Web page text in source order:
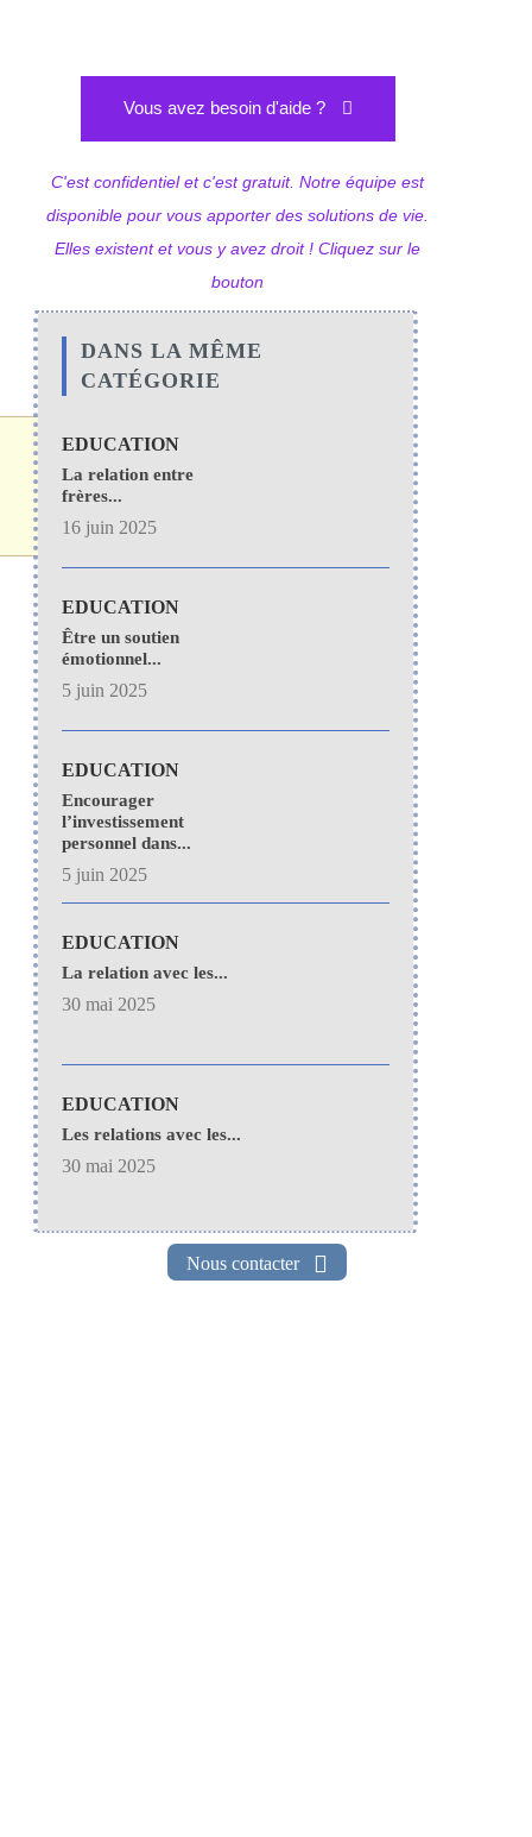
Vous avez besoin d'aide ?
C'est confidentiel et c'est gratuit. Notre équipe est
disponible pour vous apporter des solutions de vie.
Elles existent et vous y avez droit ! Cliquez sur le
bouton
DANS LA MÊME
CATÉGORIE
EDUCATION
La relation entre
frères...
16 juin 2025
EDUCATION
Être un soutien
émotionnel...
5 juin 2025
EDUCATION
Encourager
l’investissement
personnel dans...
5 juin 2025
EDUCATION
La relation avec les...
30 mai 2025
EDUCATION
Les relations avec les...
30 mai 2025
Nous contacter